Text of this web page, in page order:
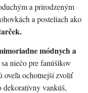
a prirodzeným
a posteliach ako
módnych a
niečo pre fanúšikov
oveľa ochotnejší zvoliť
dekoratívny vankúš,